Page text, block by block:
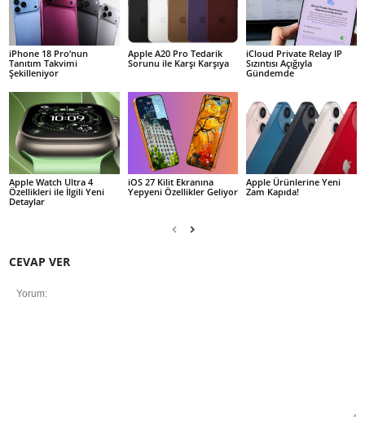
iPhone 18 Pro’nun
Tanıtım Takvimi
Şekilleniyor
Apple A20 Pro Tedarik
Sorunu ile Karşı Karşıya
iCloud Private Relay IP
Sızıntısı Açığıyla
Gündemde
Apple Watch Ultra 4
Özellikleri ile İlgili Yeni
Detaylar
iOS 27 Kilit Ekranına
Yepyeni Özellikler Geliyor
Apple Ürünlerine Yeni
Zam Kapıda!
CEVAP VER